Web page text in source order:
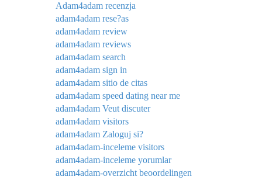
Adam4adam recenzja
adam4adam rese?as
adam4adam review
adam4adam reviews
adam4adam search
adam4adam sign in
adam4adam sitio de citas
adam4adam speed dating near me
adam4adam Veut discuter
adam4adam visitors
adam4adam Zaloguj si?
adam4adam-inceleme visitors
adam4adam-inceleme yorumlar
adam4adam-overzicht beoordelingen